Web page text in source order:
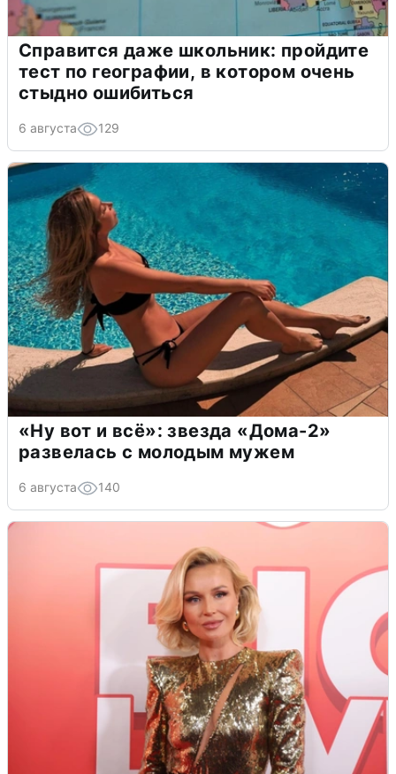
Справится даже школьник: пройдите
тест по географии, в котором очень
стыдно ошибиться
6 августа 129
«Ну вот и всё»: звезда «Дома-2»
развелась с молодым мужем
6 августа 140